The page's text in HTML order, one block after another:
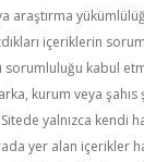
araştırma
içeriklerin
kabul
kurum veya şahıs
yalnızca kendi
yer alan içerikler